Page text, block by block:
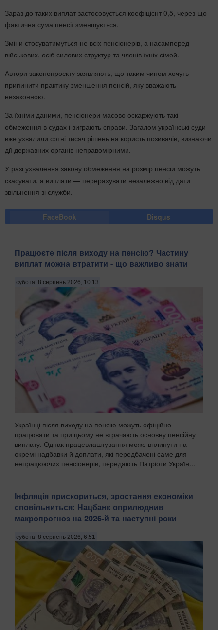
Зараз до таких виплат застосовується коефіцієнт 0,5, через що
фактична сума пенсії зменшується.
Зміни стосуватимуться не всіх пенсіонерів, а насамперед
військових, осіб силових структур та членів їхніх сімей.
Автори законопроєкту заявляють, що таким чином хочуть
припинити практику зменшення пенсій, яку вважають
незаконною.
За їхніми даними, пенсіонери масово оскаржують такі
обмеження в судах і виграють справи. Загалом українські суди
вже ухвалили сотні тисяч рішень на користь позивачів, визнаючи
дії державних органів неправомірними.
У разі ухвалення закону обмеження на розмір пенсій можуть
скасувати, а виплати — перерахувати незалежно від дати
звільнення зі служби.
FaceBook Disqus
Працюєте після виходу на пенсію? Частину
виплат можна втратити - що важливо знати
субота, 8 серпень 2026, 10:13
Українці після виходу на пенсію можуть офіційно
працювати та при цьому не втрачають основну пенсійну
виплату. Однак працевлаштування може вплинути на
окремі надбавки й доплати, які передбачені саме для
непрацюючих пенсіонерів, передають Патріоти Україн...
Інфляція прискориться, зростання економіки
сповільниться: Нацбанк оприлюднив
макропрогноз на 2026-й та наступні роки
субота, 8 серпень 2026, 6:51